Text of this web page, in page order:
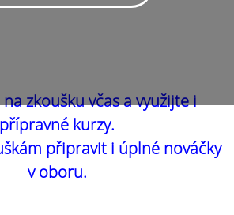
zkoušku včas a využijte i
přípravné kurzy.
připravit i úplné nováčky
v oboru.